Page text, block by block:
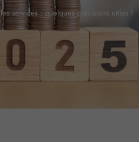
les services : quelques précisions utiles !